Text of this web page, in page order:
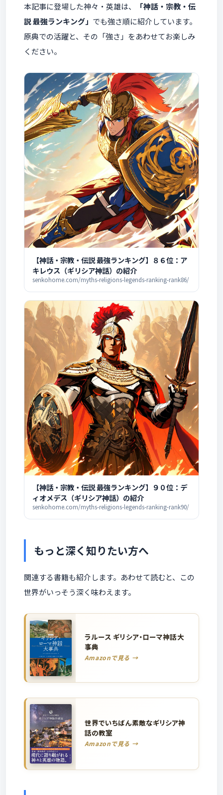
本記事に登場した神々・英雄は、
「神話・宗教・伝
説 最強ランキング」 でも強さ順に紹介しています。
原典での活躍と、その「強さ」をあわせてお楽しみ
ください。
【神話・宗教・伝説 最強ランキング】８６位：ア
キレウス（ギリシア神話）の紹介
senkohome.com/myths-religions-legends-ranking-rank86/
【神話・宗教・伝説 最強ランキング】９０位：デ
ィオメデス（ギリシア神話）の紹介
senkohome.com/myths-religions-legends-ranking-rank90/
もっと深く知りたい方へ
関連する書籍も紹介します。あわせて読むと、この
世界がいっそう深く味わえます。
ラルース ギリシア・ローマ神話大
事典
Amazonで見る →
世界でいちばん素敵なギリシア神
話の教室
Amazonで見る →